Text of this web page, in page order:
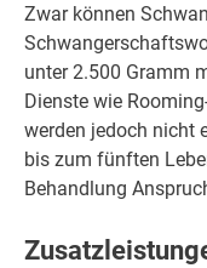
Zwar können
unter 2.500 Gramm
Dienste wie
werden jedoch nicht
bis zum fünften
Behandlung